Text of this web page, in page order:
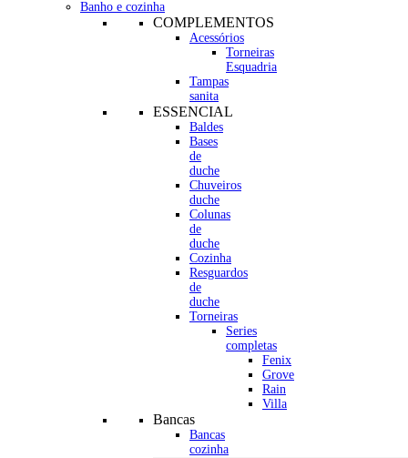
Banho e cozinha
COMPLEMENTOS
Acessórios
Torneiras
Esquadria
Tampas
sanita
ESSENCIAL
Baldes
Bases
de
duche
Chuveiros
duche
Colunas
de
duche
Cozinha
Resguardos
de
duche
Torneiras
Series
completas
Fenix
Grove
Rain
Villa
Bancas
Bancas
cozinha